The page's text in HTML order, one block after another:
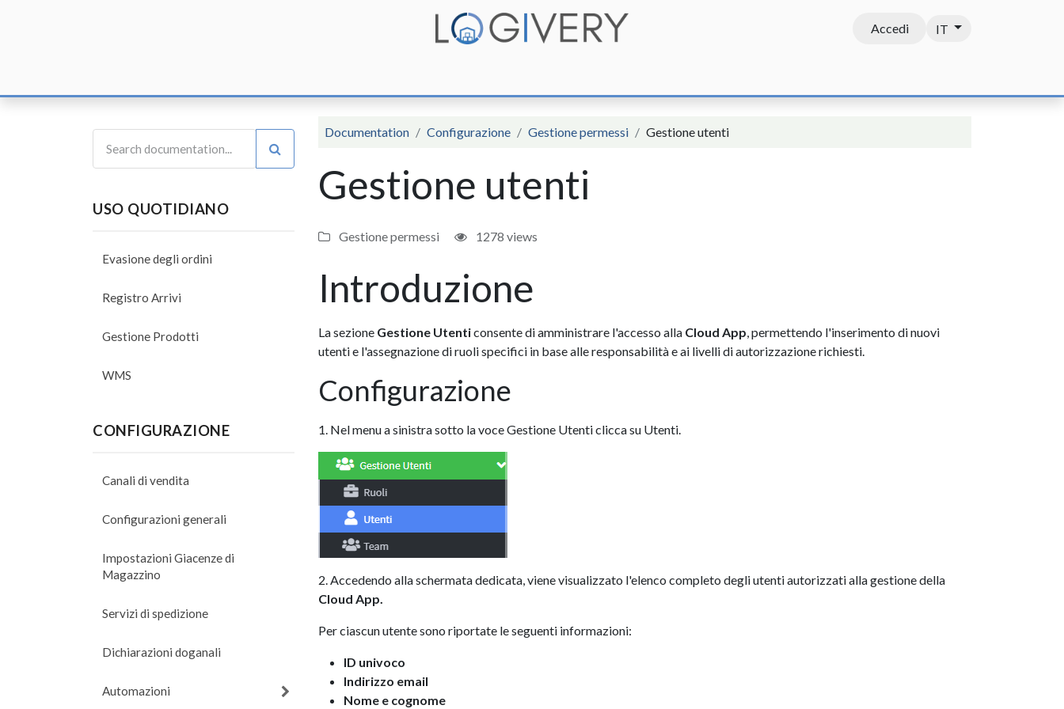
Accedi IT
USO QUOTIDIANO
Evasione degli ordini
Registro Arrivi
Gestione Prodotti
WMS
CONFIGURAZIONE
Canali di vendita
Configurazioni generali
Impostazioni Giacenze di
Magazzino
Servizi di spedizione
Dichiarazioni doganali
Automazioni
Documentation Configurazione Gestione permessi Gestione utenti
Gestione utenti
Gestione permessi 1278 views
Introduzione
La sezione Gestione Utenticonsente di amministrare l'accesso alla Cloud App, permettendo l'inserimento di nuovi
utenti e l'assegnazione di ruoli specifici in base alle responsabilità e ai livelli di autorizzazione richiesti.
Configurazione
1. Nel menu a sinistra sotto la voce Gestione Utenti clicca su Utenti.
2. Accedendo alla schermata dedicata, viene visualizzato l'elenco completo degli utenti autorizzati alla gestione della
Cloud App.
Per ciascun utente sono riportate le seguenti informazioni:
ID univoco
Indirizzo email
Nome e cognome